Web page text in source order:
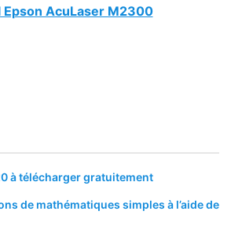
Epson AcuLaser M2300
à télécharger gratuitement
de mathématiques simples à l’aide de